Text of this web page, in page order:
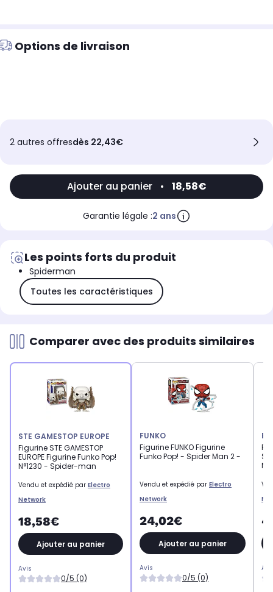
Options de livraison
2 autres offresdès 22,43€
Ajouter au panier • 18,58€
Garantie légale :2 ans
Les points forts du produit
Spiderman
Toutes les caractéristiques
Comparer avec des produits similaires
STE GAMESTOP EUROPE
Figurine STE GAMESTOP
EUROPE Figurine Funko Pop!
N°1230 - Spider-man
Vendu et expédié par Electro
Network
18,58€
Ajouter au panier
Avis
0/5 (0)
FUNKO
Figurine FUNKO Figurine
Funko Pop! - Spider Man 2 -
Vendu et expédié par Electro
Network
24,02€
Ajouter au panier
Avis
0/5 (0)